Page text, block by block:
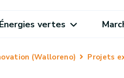
Énergies vertes
(Walloreno) Projets